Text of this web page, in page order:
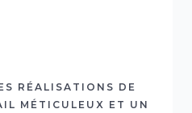
RÉALISATIONS DE
MÉTICULEUX ET UN